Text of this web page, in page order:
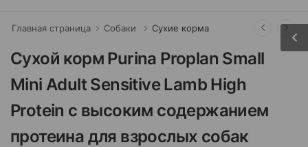
Главная страница Собаки Сухие корма
Сухой корм Purina Proplan Small
Mini Adult Sensitive Lamb High
Protein с высоким содержанием
протеина для взрослых собак